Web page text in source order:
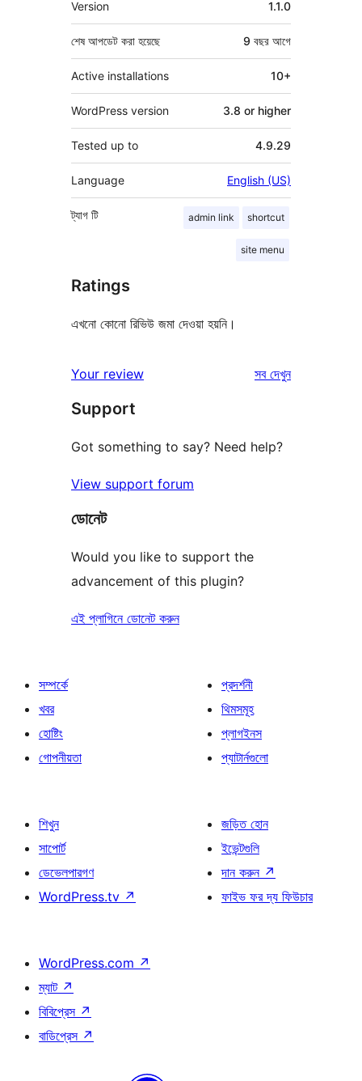
Version 1.1.0
শেষ আপডেট করা হয়েছে 9 বছর আগে
Active installations 10+
WordPress version 3.8 or higher
Tested up to 4.9.29
Language English (US)
ট্যাগ admin link shortcut
site menu
টি
Ratings
এখনো কোনো রিভিউ জমা দেওয়া হয়নি।
Your review সবরিভিউ
দেখুন
Support
Got something to say? Need help?
View support forum
ডোনেট
Would you like to support the
advancement of this plugin?
এই প্লাগিনে ডোনেট করুন
সম্পর্কে
খবর
হোষ্টিং
গোপনীয়তা
প্রদর্শনী
থিমসমূহ
প্লাগইনস
প্যাটার্নগুলো
শিখুন
সাপোর্ট
ডেভেলপারগণ
WordPress.tv ↗
জড়িত হোন
ইভেন্টগুলি
দান করুন ↗
ফাইভ ফর দ্য ফিউচার
WordPress.com ↗
ম্যাট ↗
বিবিপ্রেস ↗
বাডিপ্রেস ↗